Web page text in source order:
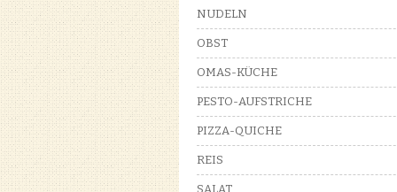
NUDELN
OBST
OMAS-KÜCHE
PESTO-AUFSTRICHE
PIZZA-QUICHE
REIS
SALAT